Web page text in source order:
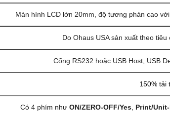
Màn hình LCD lớn 20mm, độ tương phản cao
Do Ohaus USA sản xuất theo
Cổng RS232 hoặc USB Host, USB
150% tải
Có 4 phím như ON/ZERO-OFF/Yes Print/